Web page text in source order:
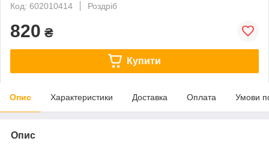
Код: 602010414
Роздріб
820 ₴
Купити
Опис Характеристики Доставка Оплата Умови
Опис